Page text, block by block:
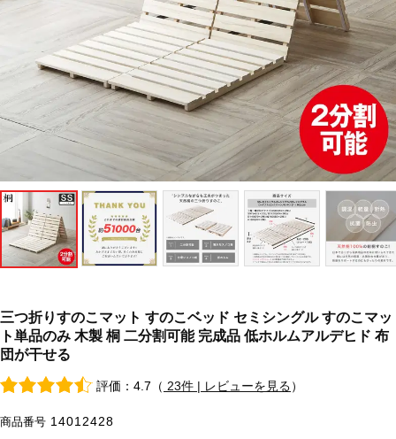
三つ折りすのこマット すのこベッド セミシングル すのこマッ
ト単品のみ 木製 桐 二分割可能 完成品 低ホルムアルデヒド 布
団が干せる
評価：4.7（ 23件 | レビューを見る）
商品番号 14012428